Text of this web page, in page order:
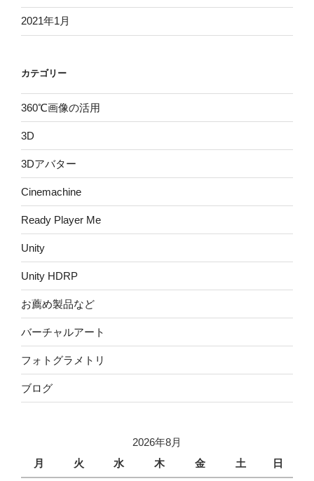
2021年1月
カテゴリー
360℃画像の活用
3D
3Dアバター
Cinemachine
Ready Player Me
Unity
Unity HDRP
お薦め製品など
バーチャルアート
フォトグラメトリ
ブログ
2026年8月
月
火 水 木 金 土 日